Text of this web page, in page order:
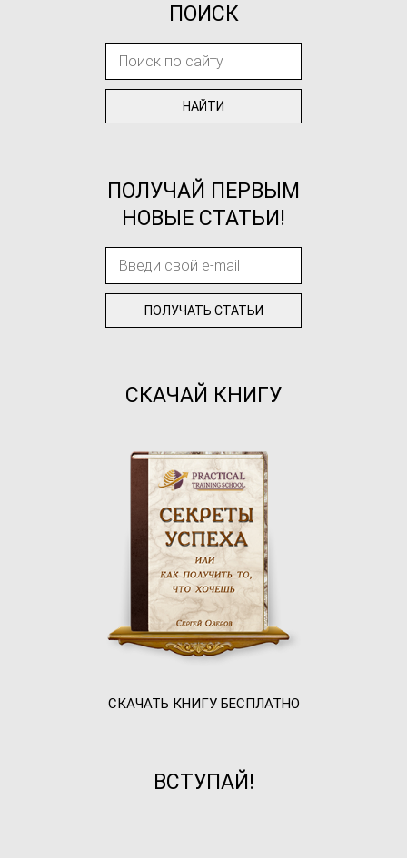
ПОИСК
ПОЛУЧАЙ ПЕРВЫМ
НОВЫЕ СТАТЬИ!
СКАЧАЙ КНИГУ
СКАЧАТЬ КНИГУ БЕСПЛАТНО
ВСТУПАЙ!